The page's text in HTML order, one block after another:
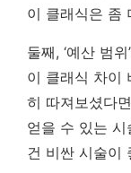
이 클래식은 좀
둘째, ‘예산 범
이 클래식 차이
히 따져보셨다
얻을 수 있는
건 비싼 시술이